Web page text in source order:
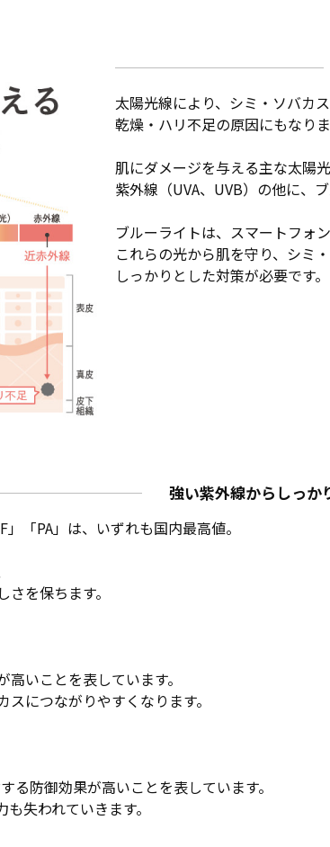
太陽光線により、シミ・ソバカ
乾燥・ハリ不足の原因にもなりま
肌にダメージを与える主な太陽
紫外線（UVA、UVB）の他に、
ブルーライトは、スマートフォ
これらの光から肌を守り、シミ
しっかりとした対策が必要です。
強い紫外線からしっか
「PA」は、いずれも国内最高値。
を保ちます。
いことを表しています。
につながりやすくなります。
る防御効果が高いことを表しています。
失われていきます。